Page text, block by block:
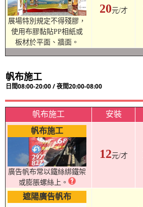
展場特別規定不得殘膠，
使用布膠黏貼PP相紙或
板材於平面、牆面。
20元/才
帆布施工
日間08:00-20:00 / 夜間20:00-08:00
帆布施工 安裝
帆布施工
廣告帆布常以鐵絲綁鐵架
或膨脹螺絲上。
12元/才
遮陽廣告帆布